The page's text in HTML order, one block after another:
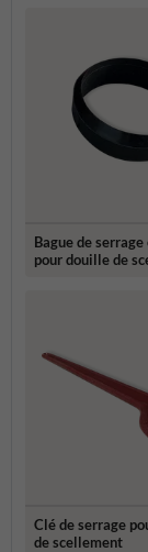
Bague de
pour douille de
Clé de serrage
de scellement